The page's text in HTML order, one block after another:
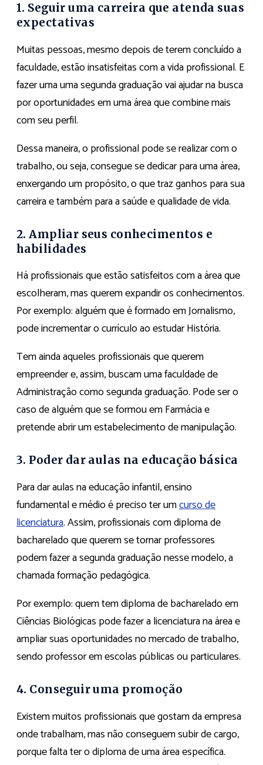
1. Seguir uma carreira que atenda suas
expectativas
Muitas pessoas, mesmo depois de terem concluído a
faculdade, estão insatisfeitas com a vida profissional. E
fazer uma uma segunda graduação vai ajudar na busca
por oportunidades em uma área que combine mais
com seu perfil.
Dessa maneira, o profissional pode se realizar com o
trabalho, ou seja, consegue se dedicar para uma área,
enxergando um propósito, o que traz ganhos para sua
carreira e também para a saúde e qualidade de vida.
2. Ampliar seus conhecimentos e
habilidades
Há profissionais que estão satisfeitos com a área que
escolheram, mas querem expandir os conhecimentos.
Por exemplo: alguém que é formado em Jornalismo,
pode incrementar o currículo ao estudar História.
Tem ainda aqueles profissionais que querem
empreender e, assim, buscam uma faculdade de
Administração como segunda graduação. Pode ser o
caso de alguém que se formou em Farmácia e
pretende abrir um estabelecimento de manipulação.
3. Poder dar aulas na educação básica
Para dar aulas na educação infantil, ensino
fundamental e médio é preciso ter umcurso de
licenciatura. Assim, profissionais com diploma de
bacharelado que querem se tornar professores
podem fazer a segunda graduação nesse modelo, a
chamada formação pedagógica.
Por exemplo: quem tem diploma de bacharelado em
Ciências Biológicas pode fazer a licenciatura na área e
ampliar suas oportunidades no mercado de trabalho,
sendo professor em escolas públicas ou particulares.
4. Conseguir uma promoção
Existem muitos profissionais que gostam da empresa
onde trabalham, mas não conseguem subir de cargo,
porque falta ter o diploma de uma área específica.